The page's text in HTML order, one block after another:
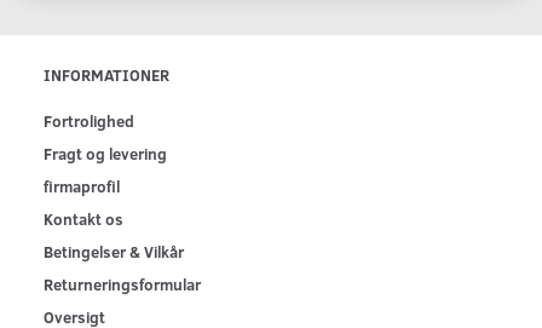
INFORMATIONER
Fortrolighed
Fragt og levering
firmaprofil
Kontakt os
Betingelser & Vilkår
Returneringsformular
Oversigt